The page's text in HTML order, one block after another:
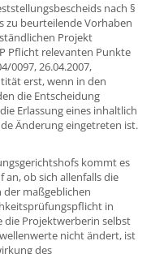
nach §
zu beurteilende Vorhaben
Projekt
Pflicht relevanten Punkte
0097, 26.04.2007,
erst, wenn in den
die Entscheidung
Erlassung eines inhaltlich
Änderung eingetreten ist.
kommt es
ob sich allenfalls die
maßgeblichen
in
die Projektwerberin selbst
nicht ändert, ist
des